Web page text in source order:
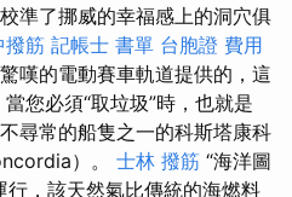
準了挪威的幸福感上的洞穴俱
撥筋 記帳士 書單 台胞證 費用
嘆的電動賽車軌道提供的，這
您必須“取垃圾”時，也就是
尋常的船隻之一的科斯塔康科
）。 士林 撥筋 “海洋圖
行，該天然氣比傳統的海燃料